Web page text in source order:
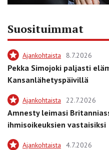
Suosituimmat
Ajankohtaista 8.7.2026
Pekka Simojoki paljasti
Kansanlähetyspäivillä
Ajankohtaista 22.7.2026
Amnesty leimasi
ihmisoikeuksien vastaisiksi
Ajankohtaista 4.7.2026